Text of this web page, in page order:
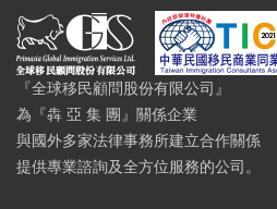
『全球移民顧問股份有限公司』
為『犇 亞 集 團』關係企業
與國外多家法律事務所建立合作關係
提供專業諮詢及全方位服務的公司。